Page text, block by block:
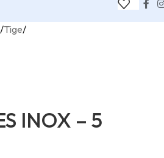
/Tige/
INOX – 5